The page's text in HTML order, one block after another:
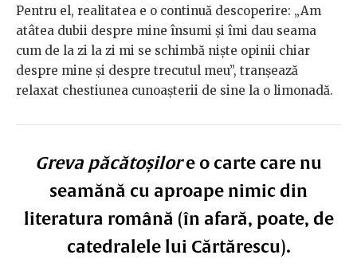
Pentru el, realitatea e o continuă descoperire: „Am
atâtea dubii despre mine însumi și îmi dau seama
cum de la zi la zi mi se schimbă niște opinii chiar
despre mine și despre trecutul meu”, tranșează
relaxat chestiunea cunoașterii de sine la o limonadă.
Greva păcătoșilore o carte care nu
seamănă cu aproape nimic din
literatura română (în afară, poate, de
catedralele lui Cărtărescu).